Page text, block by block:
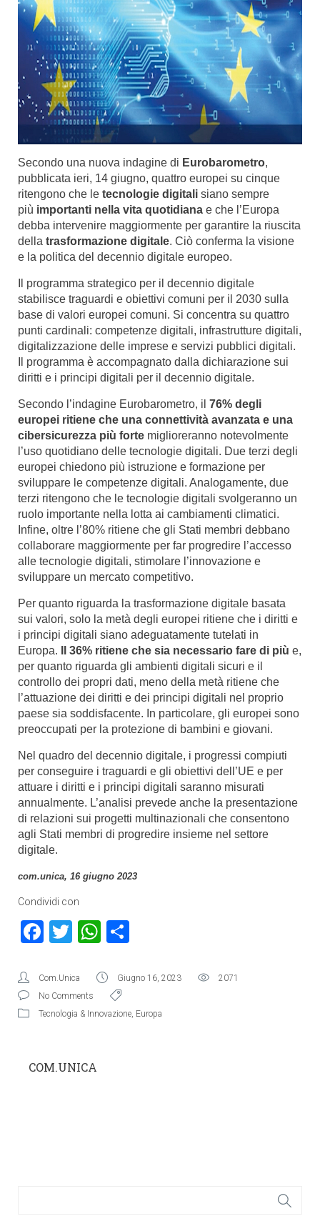
Secondo una nuova indagine di Eurobarometro,
pubblicata ieri, 14 giugno, quattro europei su cinque
ritengono che le tecnologie digitali siano sempre
più importanti nella vita quotidiana e che l’Europa
debba intervenire maggiormente per garantire la riuscita
della trasformazione digitale. Ciò conferma la visione
e la politica del decennio digitale europeo.
Il programma strategico per il decennio digitale
stabilisce traguardi e obiettivi comuni per il 2030 sulla
base di valori europei comuni. Si concentra su quattro
punti cardinali: competenze digitali, infrastrutture digitali,
digitalizzazione delle imprese e servizi pubblici digitali.
Il programma è accompagnato dalla dichiarazione sui
diritti e i principi digitali per il decennio digitale.
Secondo l’indagine Eurobarometro, il 76% degli
europei ritiene che una connettività avanzata e una
cibersicurezza più forte miglioreranno notevolmente
l’uso quotidiano delle tecnologie digitali. Due terzi degli
europei chiedono più istruzione e formazione per
sviluppare le competenze digitali. Analogamente, due
terzi ritengono che le tecnologie digitali svolgeranno un
ruolo importante nella lotta ai cambiamenti climatici.
Infine, oltre l’80% ritiene che gli Stati membri debbano
collaborare maggiormente per far progredire l’accesso
alle tecnologie digitali, stimolare l’innovazione e
sviluppare un mercato competitivo.
Per quanto riguarda la trasformazione digitale basata
sui valori, solo la metà degli europei ritiene che i diritti e
i principi digitali siano adeguatamente tutelati in
Europa.
Il 36% ritiene che sia necessario fare di più e,
per quanto riguarda gli ambienti digitali sicuri e il
controllo dei propri dati, meno della metà ritiene che
l’attuazione dei diritti e dei principi digitali nel proprio
paese sia soddisfacente. In particolare, gli europei sono
preoccupati per la protezione di bambini e giovani.
Nel quadro del decennio digitale, i progressi compiuti
per conseguire i traguardi e gli obiettivi dell’UE e per
attuare i diritti e i principi digitali saranno misurati
annualmente. L’analisi prevede anche la presentazione
di relazioni sui progetti multinazionali che consentono
agli Stati membri di progredire insieme nel settore
digitale.
com.unica, 16 giugno 2023
Condividi con
Facebook
TwitterWhatsApp
Com.Unica Giugno 16, 2023
2071
No Comments
Tecnologia & Innovazione, Europa
COM.UNICA